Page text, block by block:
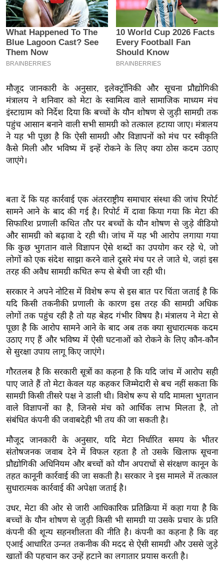
इ
म
ई
-
पे
र
मि
सा
ल
बे
ल
श
ख्सि
य
त
यं
इं
डि
या
सा
हि
ज
ग
त
ऑ
व
र्ल्ड
न्यू
ज
फ
म
नो
रं
मौजूद जानकारी के अनुसार, इलेक्ट्रॉनिकी और सूचना प्रौद्योगिकी
मंत्रालय ने शनिवार को मेटा के स्वामित्व वाले सामाजिक माध्यम मंच
इंस्टाग्राम को निर्देश दिया कि बच्चों के यौन शोषण से जुड़ी सामग्री तक
पहुंच आसान बनाने वाली सभी सामग्री को तत्काल हटाया जाए। मंत्रालय
ने यह भी पूछा है कि ऐसी सामग्री और विज्ञापनों को मंच पर स्वीकृति
कैसे मिली और भविष्य में इन्हें रोकने के लिए क्या ठोस कदम उठाए
जाएंगे।
बता दें कि यह कार्रवाई एक अंतरराष्ट्रीय समाचार संस्था की जांच रिपोर्ट
सामने आने के बाद की गई है। रिपोर्ट में दावा किया गया कि मेटा की
सिफारिश प्रणाली कथित तौर पर बच्चों के यौन शोषण से जुड़े वीडियो
और सामग्री को बढ़ावा दे रही थी। जांच में यह भी आरोप लगाया गया
कि कुछ भुगतान वाले विज्ञापन ऐसे शब्दों का उपयोग कर रहे थे, जो
लोगों को एक संदेश साझा करने वाले दूसरे मंच पर ले जाते थे, जहां इस
तरह की अवैध सामग्री कथित रूप से बेची जा रही थी।
सरकार ने अपने नोटिस में विशेष रूप से इस बात पर चिंता जताई है कि
यदि किसी तकनीकी प्रणाली के कारण इस तरह की सामग्री अधिक
लोगों तक पहुंच रही है तो यह बेहद गंभीर विषय है। मंत्रालय ने मेटा से
पूछा है कि आरोप सामने आने के बाद अब तक क्या सुधारात्मक कदम
उठाए गए हैं और भविष्य में ऐसी घटनाओं को रोकने के लिए कौन-कौन
से सुरक्षा उपाय लागू किए जाएंगे।
गौरतलब है कि सरकारी सूत्रों का कहना है कि यदि जांच में आरोप सही
पाए जाते हैं तो मेटा केवल यह कहकर जिम्मेदारी से बच नहीं सकता कि
सामग्री किसी तीसरे पक्ष ने डाली थी। विशेष रूप से यदि मामला भुगतान
वाले विज्ञापनों का है, जिनसे मंच को आर्थिक लाभ मिलता है, तो
संबंधित कंपनी की जवाबदेही भी तय की जा सकती है।
मौजूद जानकारी के अनुसार, यदि मेटा निर्धारित समय के भीतर
संतोषजनक जवाब देने में विफल रहता है तो उसके खिलाफ सूचना
प्रौद्योगिकी अधिनियम और बच्चों को यौन अपराधों से संरक्षण कानून के
तहत कानूनी कार्रवाई की जा सकती है। सरकार ने इस मामले में तत्काल
सुधारात्मक कार्रवाई की अपेक्षा जताई है।
उधर, मेटा की ओर से जारी आधिकारिक प्रतिक्रिया में कहा गया है कि
बच्चों के यौन शोषण से जुड़ी किसी भी सामग्री या उसके प्रचार के प्रति
कंपनी की शून्य सहनशीलता की नीति है। कंपनी का कहना है कि वह
एआई आधारित उन्नत तकनीक की मदद से ऐसी सामग्री और उससे जुड़े
खातों की पहचान कर उन्हें हटाने का लगातार प्रयास करती है।